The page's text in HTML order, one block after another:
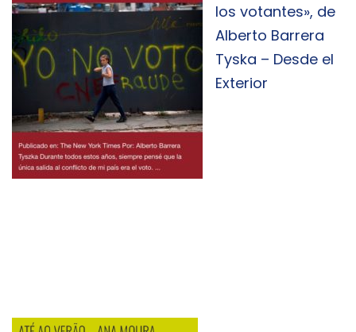
los votantes», de
Alberto Barrera
Tyska – Desde el
Exterior